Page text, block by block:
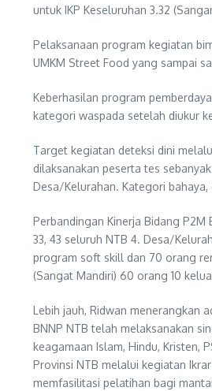
untuk IKP Keseluruhan 3.32
Pelaksanaan program kegiatan
UMKM Street Food yang sampai
Keberhasilan program
kategori waspada setelah diukur
Target kegiatan deteksi dini
dilaksanakan peserta tes
Desa/Kelurahan. Kategori
Perbandingan Kinerja Bidang
33, 43 seluruh NTB 4. Desa/
program soft skill dan 70 orang
(Sangat Mandiri) 60 orang 10
Lebih jauh, Ridwan menerangkan
BNNP NTB telah melaksanakan
keagamaan Islam, Hindu, Kristen,
Provinsi NTB melalui kegiatan
memfasilitasi pelatihan bagi